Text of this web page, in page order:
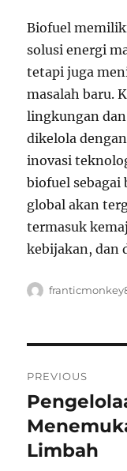
Biofuel
solusi energi
tetapi juga
masalah baru.
lingkungan
dikelola
inovasi
biofuel
global akan
termasuk
kebijakan, dan
Author
pos
PREVIOUS
Previous
post:
Limbah